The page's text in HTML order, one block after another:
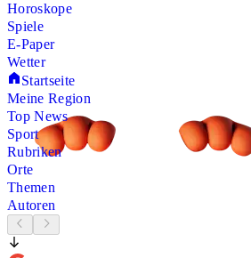
Horoskope
Spiele
E-Paper
Wetter
Startseite
Meine Region
Top News
Sport
Rubriken
Orte
Themen
Autoren